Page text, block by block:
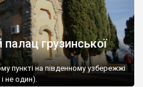
грузинської
пункті на південному узбережжі
не один).